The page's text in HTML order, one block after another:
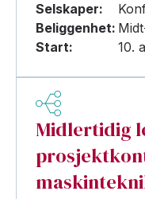
Selskaper:
Beliggenhet:
Start:
10.
Midlertidig